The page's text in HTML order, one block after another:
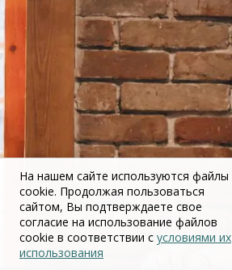
На нашем сайте используются файлы
cookie. Продолжая пользоваться
сайтом, Вы подтверждаете свое
согласие на использование файлов
cookie в соответствии с условиями их
использования